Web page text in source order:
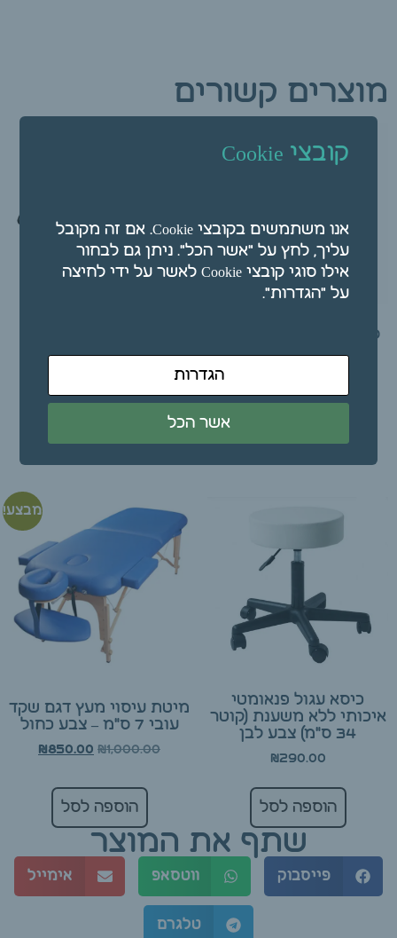
מוצרים קשורים
סדין בד עם גומי למיטת
עיסוי 190X85 ס"מ
הוספה לסל
מתקן ראש מיטה (ללא
₪120.00
הוספה לסל
כיסא עגול פנאומטי
איכותי ללא משענת (קוטר
34 ס"מ) צבע לבן
₪290.00
הוספה לסל
מבצע!
מיטת עיסוי מעץ דגם שקד
עובי 7 ס"מ – צבע כחול
₪1,000.00
₪850.00
הוספה לסל
שתף את המוצר
פייסבוק ווטסאפ אימייל
טלגרם
קובצי Cookie
אנו משתמשים בקובצי Cookie. אם זה מקובל
עליך, לחץ על "אשר הכל". ניתן גם לבחור
אילו סוגי קובצי Cookie לאשר על ידי לחיצה
על "הגדרות".
הגדרות
אשר הכל